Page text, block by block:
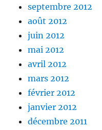
septembre 2012
août 2012
juin 2012
mai 2012
avril 2012
mars 2012
février 2012
janvier 2012
décembre 2011